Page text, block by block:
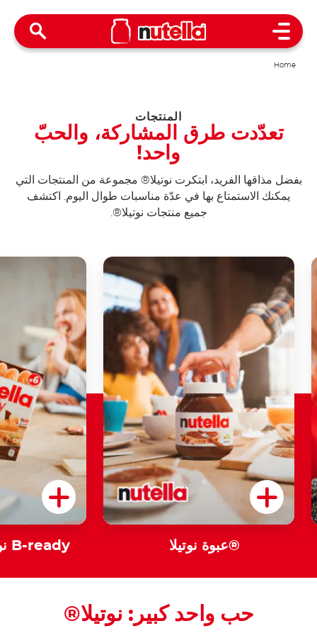
Open Menu
Home
المنتجات
تعدّدت طرق المشاركة، والحبّ
واحد!
بفضل مذاقها الفريد، ابتكرت نوتيلا® مجموعة من المنتجات التي
يمكنك الاستمتاع بها في عدّة مناسبات طوال اليوم. اكتشف
جميع منتجات نوتيلا®.
عبوة نوتيلا® نوتيلا بي ريدي B-ready
حب واحد كبير: نوتيلا®